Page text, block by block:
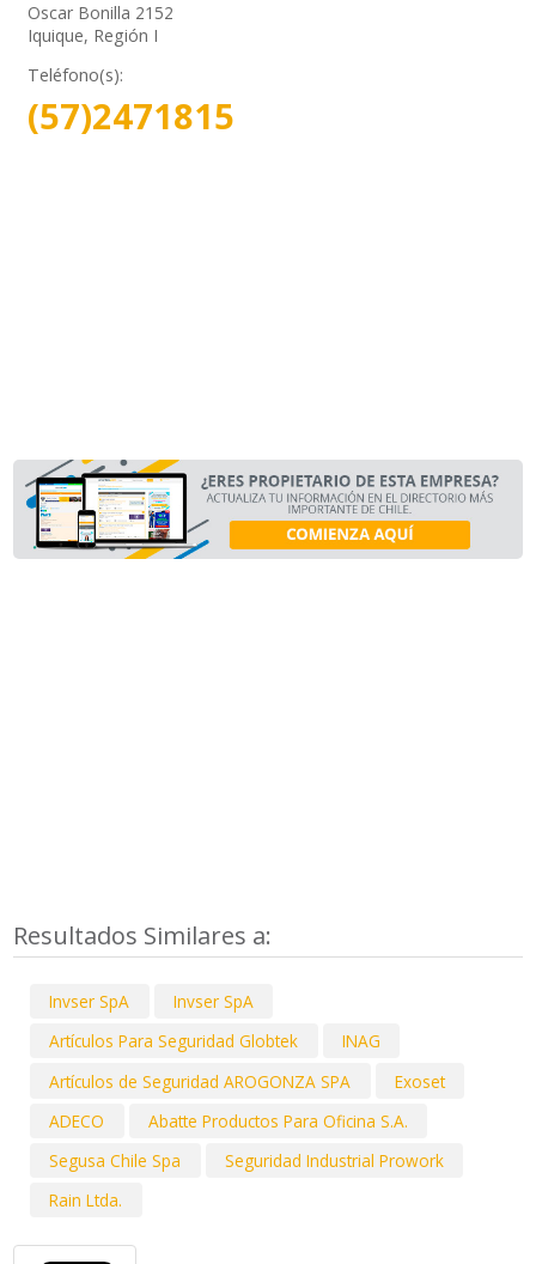
Oscar Bonilla 2152
Iquique, Región I
Teléfono(s):
(57)2471815
Resultados Similares a:
Invser SpA
Invser SpA
Artículos Para Seguridad Globtek
INAG
Artículos de Seguridad AROGONZA SPA
Exoset
ADECO
Abatte Productos Para Oficina S.A.
Segusa Chile Spa
Seguridad Industrial Prowork
Rain Ltda.